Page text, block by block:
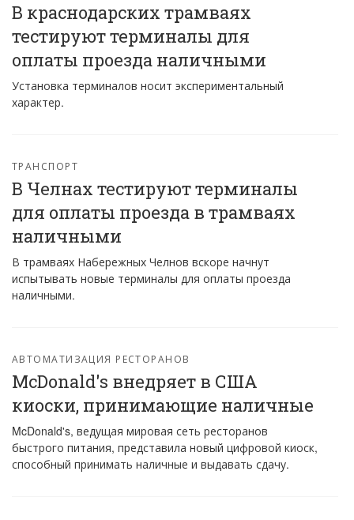
В краснодарских трамваях
тестируют терминалы для
оплаты проезда наличными
Установка терминалов носит экспериментальный
характер.
ТРАНСПОРТ
В Челнах тестируют терминалы
для оплаты проезда в трамваях
наличными
В трамваях Набережных Челнов вскоре начнут
испытывать новые терминалы для оплаты проезда
наличными.
АВТОМАТИЗАЦИЯ РЕСТОРАНОВ
McDonald's внедряет в США
киоски, принимающие наличные
McDonald's, ведущая мировая сеть ресторанов
быстрого питания, представила новый цифровой киоск,
способный принимать наличные и выдавать сдачу.